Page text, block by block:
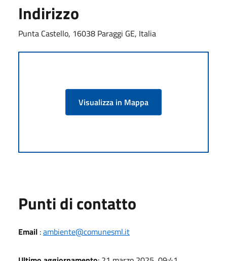
Indirizzo
Punta Castello, 16038 Paraggi GE, Italia
Visualizza in Mappa
Punti di contatto
Email :ambiente@comunesml.it